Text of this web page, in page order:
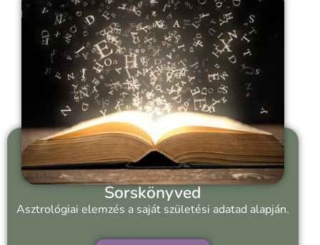
Sorskönyved
Asztrológiai elemzés a saját születési adatad alapján.